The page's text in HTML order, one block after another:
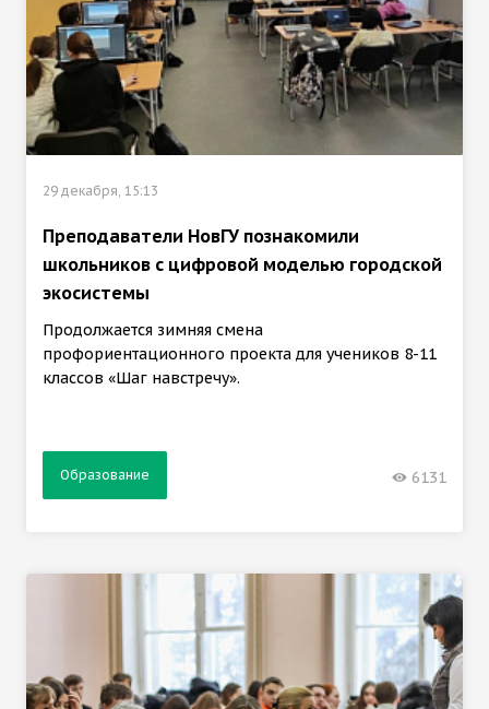
29 декабря, 15:13
Преподаватели НовГУ познакомили
школьников с цифровой моделью городской
экосистемы
Продолжается зимняя смена
профориентационного проекта для учеников 8-11
классов «Шаг навстречу».
Образование 6131